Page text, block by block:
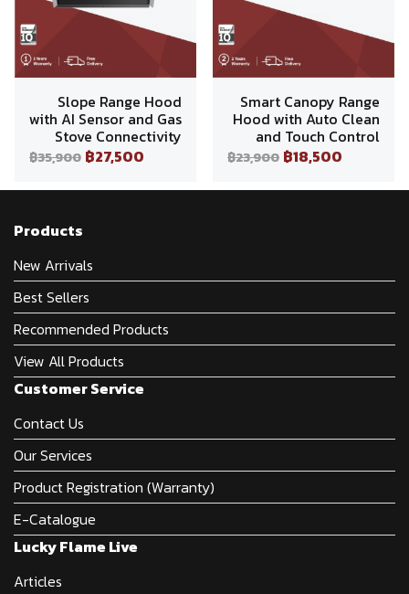
Slope Range Hood
with AI Sensor and Gas
Stove Connectivity
฿35,900 ฿27,500
Smart Canopy Range
Hood with Auto Clean
and Touch Control
฿23,900 ฿18,500
Products
New Arrivals
Best Sellers
Recommended Products
View All Products
Customer Service
Contact Us
Our Services
Product Registration (Warranty)
E-Catalogue
Lucky Flame Live
Articles